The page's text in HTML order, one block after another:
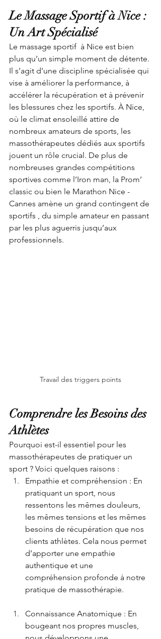
Le Massage Sportif à Nice :
Un Art Spécialisé
Le massage sportif  à Nice est bien
plus qu’un simple moment de détente.
Il s’agit d’une discipline spécialisée qui
vise à améliorer la performance, à
accélérer la récupération et à prévenir
les blessures chez les sportifs. À Nice,
où le climat ensoleillé attire de
nombreux amateurs de sports, les
massothérapeutes dédiés aux sportifs
jouent un rôle crucial. De plus de
nombreuses grandes compétitions
sportives comme l’Iron man, la Prom’
classic ou bien le Marathon Nice -
Cannes amène un grand contingent de
sportifs , du simple amateur en passant
par les plus aguerris jusqu’aux
professionnels.
Travail des triggers points
Comprendre les Besoins des
Athlètes
Pourquoi est-il essentiel pour les
massothérapeutes de pratiquer un
sport ? Voici quelques raisons :
Empathie et compréhension : En
pratiquant un sport, nous
ressentons les mêmes douleurs,
les mêmes tensions et les mêmes
besoins de récupération que nos
clients athlètes. Cela nous permet
d’apporter une empathie
authentique et une
compréhension profonde à notre
pratique de massothérapie.
Connaissance Anatomique : En
bougeant nos propres muscles,